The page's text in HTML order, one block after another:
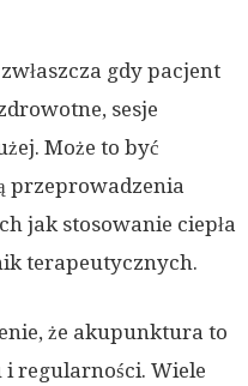
gdy pacjent
sesje
Może to być
przeprowadzenia
jak stosowanie ciepła
terapeutycznych.
że akupunktura to
regularności. Wiele